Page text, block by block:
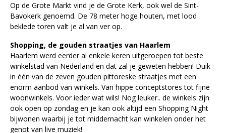
Op de Grote Markt vind je de Grote Kerk, ook wel de Sint-
Bavokerk genoemd. De 78 meter hoge houten, met lood
beklede toren valt je al van ver op.
Shopping, de gouden straatjes van Haarlem
Haarlem werd eerder al enkele keren uitgeroepen tot beste
winkelstad van Nederland en dat zal je geweten hebben! Duik
in één van de zeven gouden pittoreske straatjes met een
enorm aanbod van winkels. Van hippe conceptstores tot fijne
woonwinkels. Voor ieder wat wils! Nog leuker.. de winkels zijn
ook open op zondag en je kan ook altijd een Shopping Night
bijwonen waarbij je tot middernacht kan winkelen onder het
genot van live muziek!